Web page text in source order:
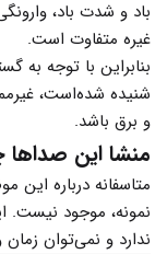
باد و شدت باد،
غیره متفاوت است.
شنیده شده‌است،
و برق باشد.
منشا این
متاسفانه درباره
نمونه، موجود نیست.
ندارد و نمی‌توان